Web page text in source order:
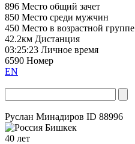
896 Место общий зачет
850 Место среди мужчин
450 Место в возрастной группе
42.2км Дистанция
03:25:23 Личное время
6590 Номер
EN
Руслан Минадиров ID 88996
Бишкек
40 лет